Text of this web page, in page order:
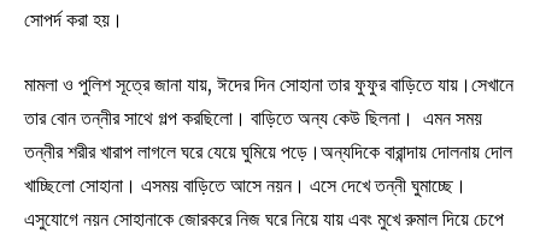
সোপর্দ করা হয়।
মামলা ও পুলিশ সূত্রে জানা যায়, ঈদের দিন সোহানা তার ফুফুর বাড়িতে যায়।সেখানে
তার বোন তন্নীর সাথে গল্প করছিলো। বাড়িতে অন্য কেউ ছিলনা। এমন সময়
তন্নীর শরীর খারাপ লাগলে ঘরে যেয়ে ঘুমিয়ে পড়ে।অন্যদিকে বারান্দায় দোলনায় দোল
খাচ্ছিলো সোহানা। এসময় বাড়িতে আসে নয়ন। এসে দেখে তন্নী ঘুমাচ্ছে।
এসুযোগে নয়ন সোহানাকে জোরকরে নিজ ঘরে নিয়ে যায় এবং মুখে রুমাল দিয়ে চেপে